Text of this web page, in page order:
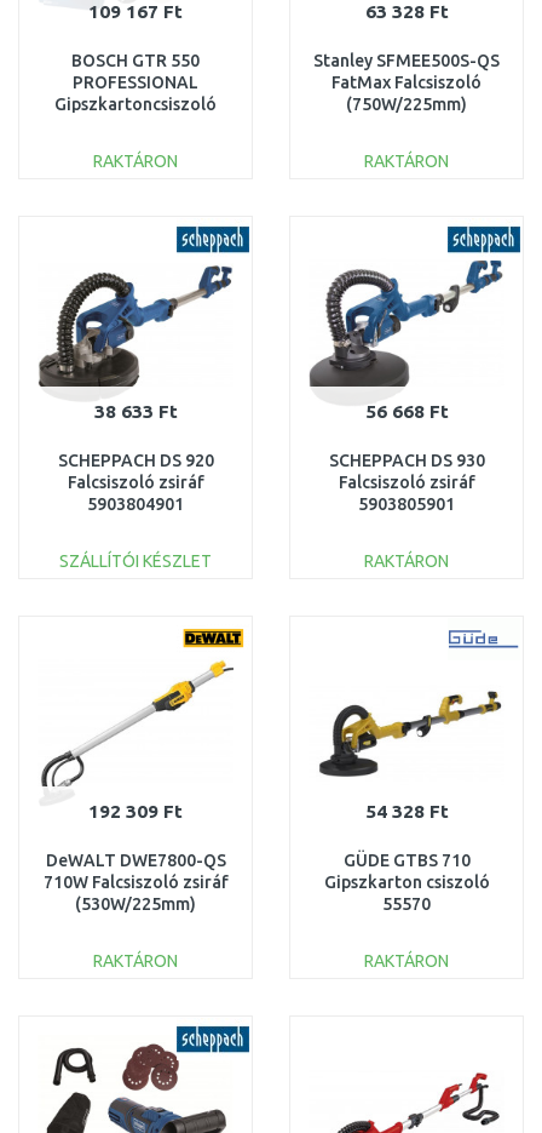
109 167 Ft
BOSCH GTR 550
PROFESSIONAL
Gipszkartoncsiszoló
RAKTÁRON
Összehasonlítás
63 328 Ft
Stanley SFMEE500S-QS
FatMax Falcsiszoló
(750W/225mm)
RAKTÁRON
Összehasonlítás
38 633 Ft
SCHEPPACH DS 920
Falcsiszoló zsiráf
5903804901
SZÁLLÍTÓI KÉSZLET
Összehasonlítás
56 668 Ft
SCHEPPACH DS 930
Falcsiszoló zsiráf
5903805901
RAKTÁRON
Összehasonlítás
192 309 Ft
DeWALT DWE7800-QS
710W Falcsiszoló zsiráf
(530W/225mm)
RAKTÁRON
Összehasonlítás
54 328 Ft
GÜDE GTBS 710
Gipszkarton csiszoló
55570
RAKTÁRON